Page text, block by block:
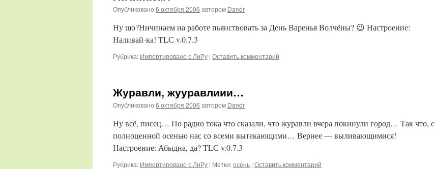
Опубликовано 6 октября 2006 автором Dandr
Ну шо?Ничинаем на работе пьянствовать за День Варенья Волчёны? 😉 Настроение:
Наливай-ка! TLС v.0.7.3
Рубрика: Импортировано с ЛиРу | Оставить комментарий
Журавли, жууравлиии…
Опубликовано 6 октября 2006 автором Dandr
Ну всё, писец… По радио тока что сказали, что журавли вчера покинули город… Так что, с
полноценной осенью нас со всеми вытекающими… Вернее — выливающимися!
Настроение: Абыдна, да? TLС v.0.7.3
Рубрика: Импортировано с ЛиРу | Метки:осень | Оставить комментарий